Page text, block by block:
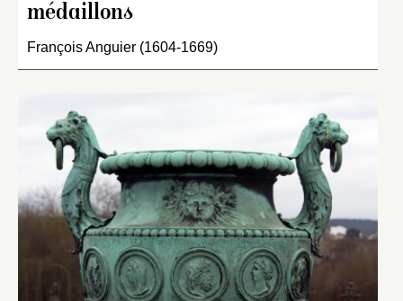
médaillons
François Anguier (1604-1669)